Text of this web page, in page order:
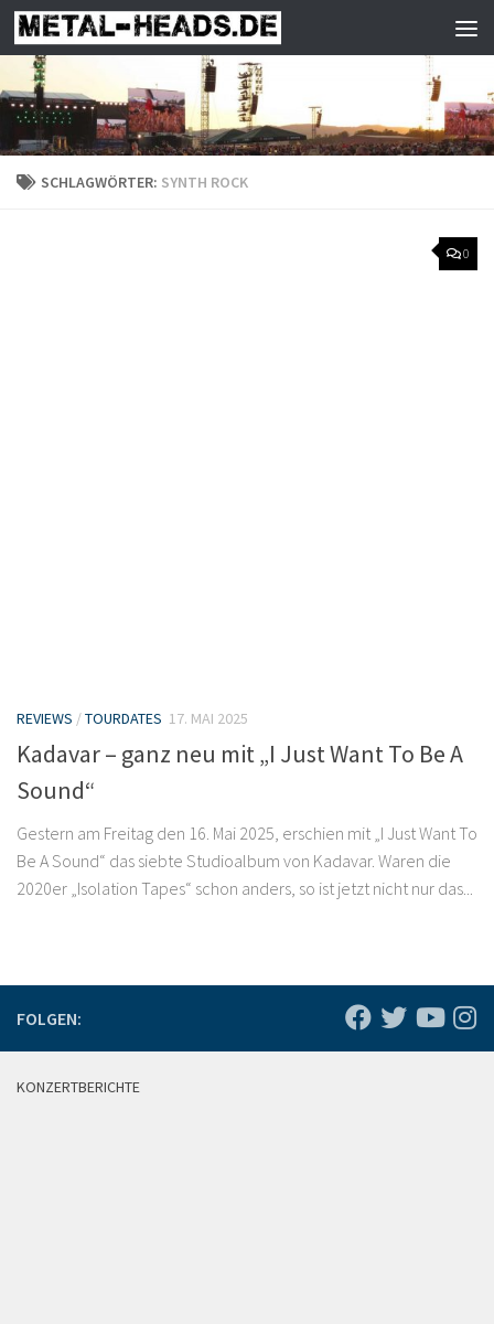
Zum Inhalt springen
SCHLAGWÖRTER: SYNTH ROCK
0
REVIEWS /TOURDATES 17. MAI 2025
Kadavar – ganz neu mit „I Just Want To Be A
Sound“
Gestern am Freitag den 16. Mai 2025, erschien mit „I Just Want To
Be A Sound“ das siebte Studioalbum von Kadavar. Waren die
2020er „Isolation Tapes“ schon anders, so ist jetzt nicht nur das...
FOLGEN:
KONZERTBERICHTE